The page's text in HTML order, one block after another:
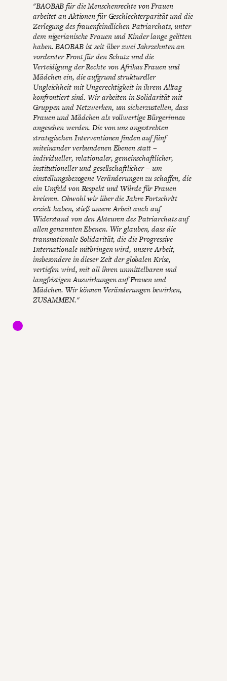
"BAOBAB für die Menschenrechte von Frauen
arbeitet an Aktionen für Geschlechterparität und die
Zerlegung des frauenfeindlichen Patriarchats, unter
dem nigerianische Frauen und Kinder lange gelitten
haben. BAOBAB ist seit über zwei Jahrzehnten an
vorderster Front für den Schutz und die
Verteidigung der Rechte von Afrikas Frauen und
Mädchen ein, die aufgrund struktureller
Ungleichheit mit Ungerechtigkeit in ihrem Alltag
konfrontiert sind. Wir arbeiten in Solidarität mit
Gruppen und Netzwerken, um sicherzustellen, dass
Frauen und Mädchen als vollwertige Bürgerinnen
angesehen werden. Die von uns angestrebten
strategischen Interventionen finden auf fünf
miteinander verbundenen Ebenen statt –
individueller, relationaler, gemeinschaftlicher,
institutioneller und gesellschaftlicher – um
einstellungsbezogene Veränderungen zu schaffen, die
ein Umfeld von Respekt und Würde für Frauen
kreieren. Obwohl wir über die Jahre Fortschritt
erzielt haben, stieß unsere Arbeit auch auf
Widerstand von den Akteuren des Patriarchats auf
allen genannten Ebenen. Wir glauben, dass die
transnationale Solidarität, die die Progressive
Internationale mitbringen wird, unsere Arbeit,
insbesondere in dieser Zeit der globalen Krise,
vertiefen wird, mit all ihren unmittelbaren und
langfristigen Auswirkungen auf Frauen und
Mädchen. Wir können Veränderungen bewirken,
ZUSAMMEN."